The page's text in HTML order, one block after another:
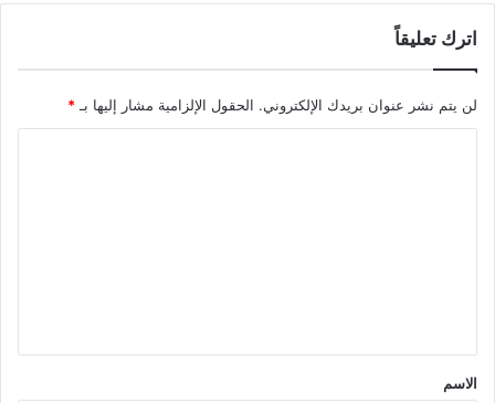
اترك تعليقاً
لن يتم نشر عنوان بريدك الإلكتروني. الحقول الإلزامية مشار إليها بـ *
*
الاسم